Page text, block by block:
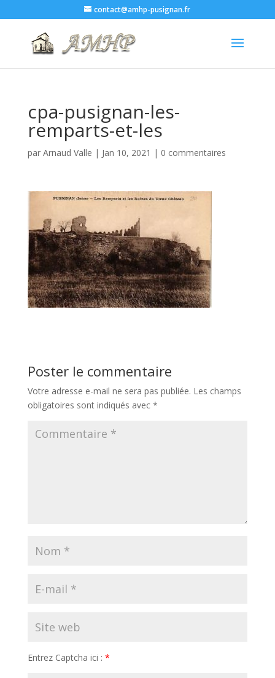
contact@amhp-pusignan.fr
cpa-pusignan-les-
remparts-et-les
par Arnaud Valle | Jan 10, 2021 | 0 commentaires
Poster le commentaire
Votre adresse e-mail ne sera pas publiée. Les champs
obligatoires sont indiqués avec *
Entrez Captcha ici : *